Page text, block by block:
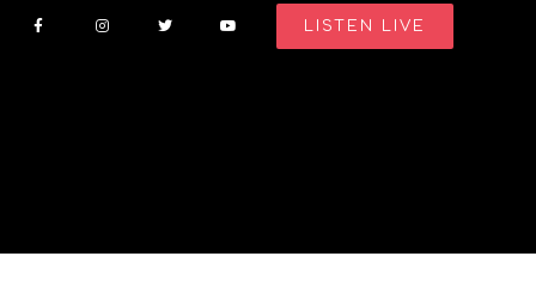
LISTEN LIVE